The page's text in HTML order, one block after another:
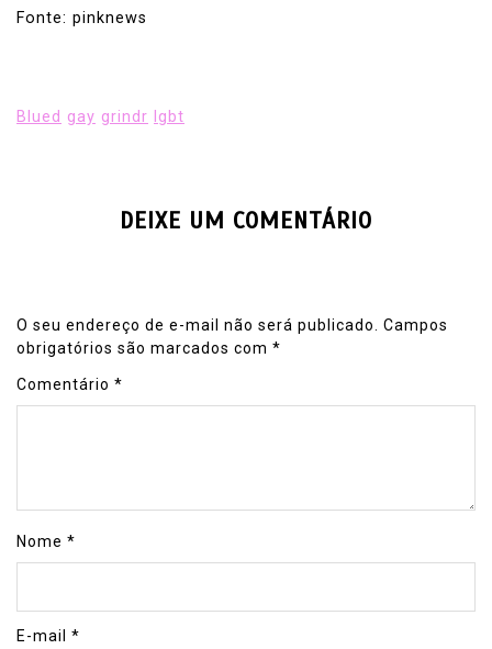
Fonte: pinknews
Blued gay grindr lgbt
DEIXE UM COMENTÁRIO
O seu endereço de e-mail não será publicado.
Campos
obrigatórios são marcados com *
Comentário *
Nome *
E-mail *